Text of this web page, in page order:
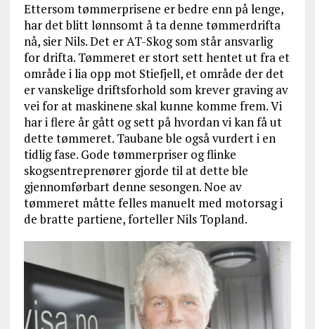
Ettersom tømmerprisene er bedre enn på lenge,
har det blitt lønnsomt å ta denne tømmerdrifta
nå, sier Nils. Det er AT-Skog som står ansvarlig
for drifta. Tømmeret er stort sett hentet ut fra et
område i lia opp mot Stiefjell, et område der det
er vanskelige driftsforhold som krever graving av
vei for at maskinene skal kunne komme frem. Vi
har i flere år gått og sett på hvordan vi kan få ut
dette tømmeret. Taubane ble også vurdert i en
tidlig fase. Gode tømmerpriser og flinke
skogsentreprenører gjorde til at dette ble
gjennomførbart denne sesongen. Noe av
tømmeret måtte felles manuelt med motorsag i
de bratte partiene, forteller Nils Topland.